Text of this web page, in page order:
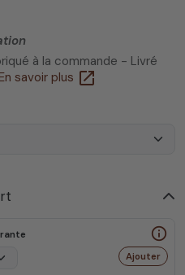
à la commande - Livré
En savoir plus open_in_new
info_outline
Ajouter